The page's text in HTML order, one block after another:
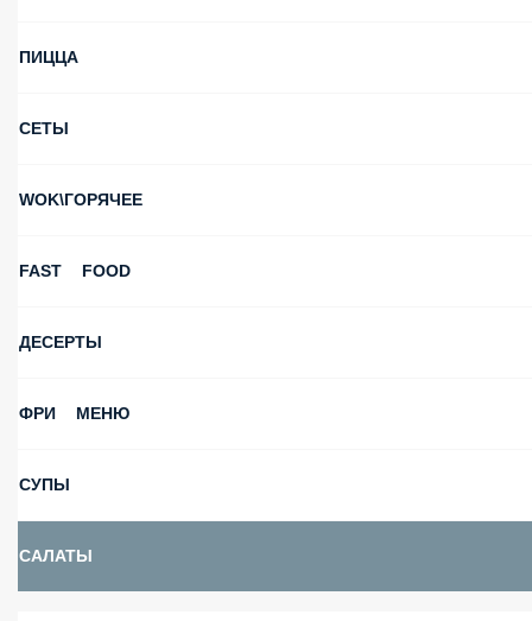
ПИЦЦА
СЕТЫ
WOK\ГОРЯЧЕЕ
FAST FOOD
ДЕСЕРТЫ
ФРИ МЕНЮ
СУПЫ
САЛАТЫ